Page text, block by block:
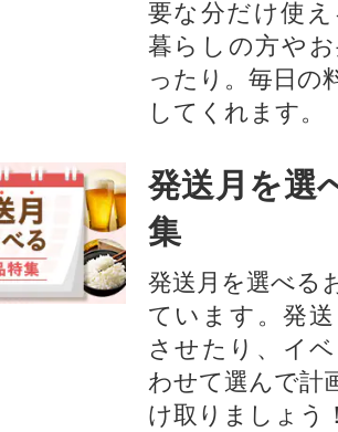
要な分だけ使
暮らしの方や
ったり。毎日の
してくれます。
発送月を選
集
発送月を選べる
ています。発
させたり、イ
わせて選んで計
け取りましょう